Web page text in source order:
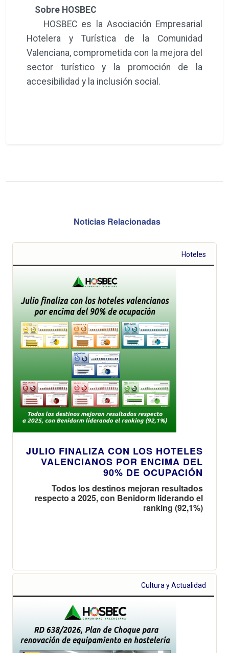
Sobre HOSBEC
HOSBEC es la Asociación Empresarial
Hotelera y Turística de la Comunidad
Valenciana, comprometida con la mejora del
sector turístico y la promoción de la
accesibilidad y la inclusión social.
Noticias Relacionadas
Hoteles
JULIO FINALIZA CON LOS HOTELES
VALENCIANOS POR ENCIMA DEL
90% DE OCUPACIÓN
Todos los destinos mejoran resultados
respecto a 2025, con Benidorm liderando el
ranking (92,1%)
Cultura y Actualidad